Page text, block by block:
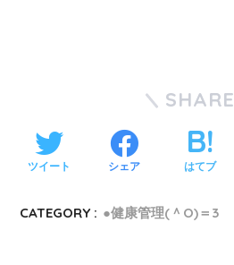
SHARE
ツイート シェア はてブ
CATEGORY : ●健康管理(＾O)＝3